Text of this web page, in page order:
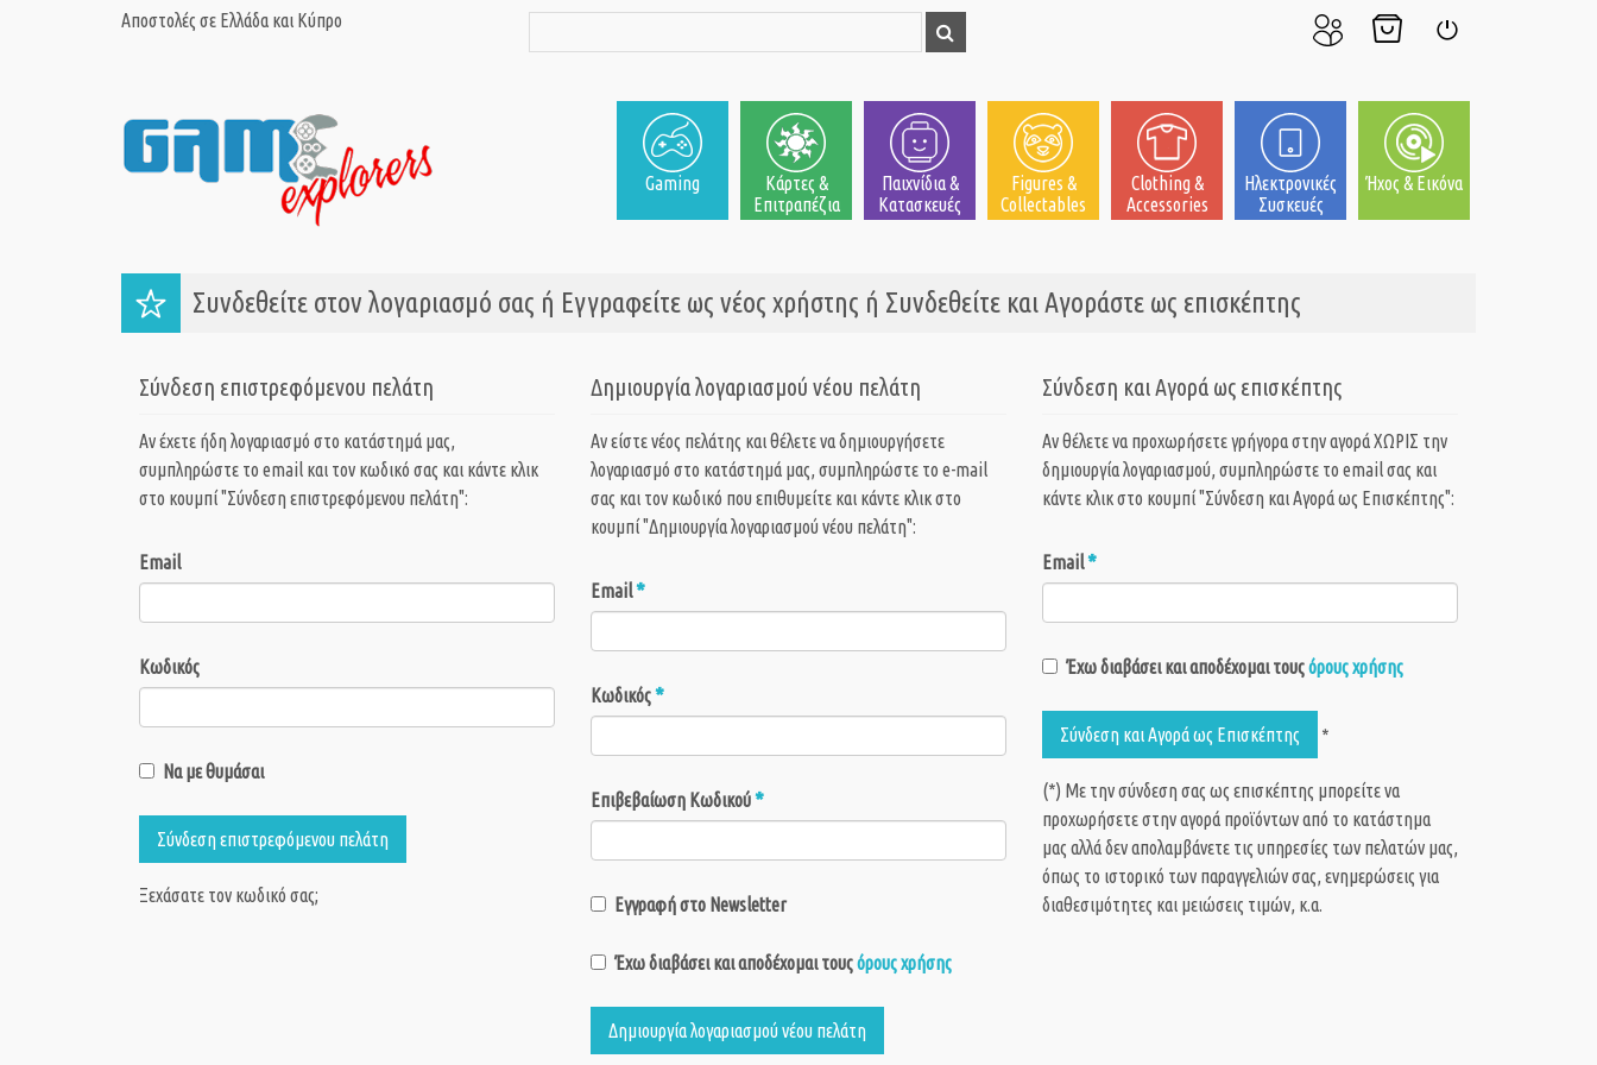
Αποστολές σε Ελλάδα και Κύπρο
μου
Gaming
Κάρτες &
Επιτραπέζια
Παιχνίδια &
Κατασκευές
Figures &
Collectables
Clothing &
Accessories
Ηλεκτρονικές
Συσκευές
Ήχος & Εικόνα
Συνδεθείτε στον λογαριασμό σας ή Εγγραφείτε ως νέος χρήστης ή Συνδεθείτε και Αγοράστε ως επισκέπτης
Σύνδεση επιστρεφόμενου πελάτη
Αν έχετε ήδη λογαριασμό στο κατάστημά μας,
συμπληρώστε το email και τον κωδικό σας και κάντε κλικ
στο κουμπί "Σύνδεση επιστρεφόμενου πελάτη":
Email
Κωδικός
Να με θυμάσαι
Σύνδεση επιστρεφόμενου πελάτη
Ξεχάσατε τον κωδικό σας;
Δημιουργία λογαριασμού νέου πελάτη
Αν είστε νέος πελάτης και θέλετε να δημιουργήσετε
λογαριασμό στο κατάστημά μας, συμπληρώστε το e-mail
σας και τον κωδικό που επιθυμείτε και κάντε κλικ στο
κουμπί "Δημιουργία λογαριασμού νέου πελάτη":
Email*
Κωδικός*
Επιβεβαίωση Κωδικού*
Εγγραφή στο Newsletter
Έχω διαβάσει και αποδέχομαι τουςόρους χρήσης
Δημιουργία λογαριασμού νέου πελάτη
Σύνδεση και Αγορά ως επισκέπτης
Αν θέλετε να προχωρήσετε γρήγορα στην αγορά ΧΩΡΙΣ την
δημιουργία λογαριασμού, συμπληρώστε το email σας και
κάντε κλικ στο κουμπί "Σύνδεση και Αγορά ως Eπισκέπτης":
Email*
Έχω διαβάσει και αποδέχομαι τουςόρους χρήσης
Σύνδεση και Αγορά ως Eπισκέπτης *
(*) Με την σύνδεση σας ως επισκέπτης μπορείτε να
προχωρήσετε στην αγορά προϊόντων από το κατάστημα
μας αλλά δεν απολαμβάνετε τις υπηρεσίες των πελατών μας,
όπως το ιστορικό των παραγγελιών σας, ενημερώσεις για
διαθεσιμότητες και μειώσεις τιμών, κ.α.